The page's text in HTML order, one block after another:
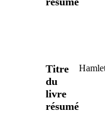
Titre
du
livre
résumé